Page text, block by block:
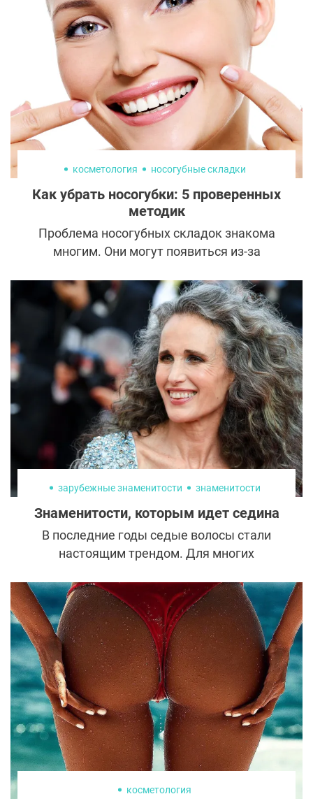
косметология носогубные складки
Как убрать носогубки: 5 проверенных
методик
Проблема носогубных складок знакома
многим. Они могут появиться из-за
привычек, после похудения или
анатомических особенностей. Хорошая
новость — от них можно избавиться или
сделать менее выраженными. И у
косметологов для этого есть сразу
несколько проверенных и эффективных
методик.
зарубежные знаменитости знаменитости
Знаменитости, которым идет седина
В последние годы седые волосы стали
настоящим трендом. Для многих
решение, но и мощное заявление против
эйджизма в индустрии.
косметология